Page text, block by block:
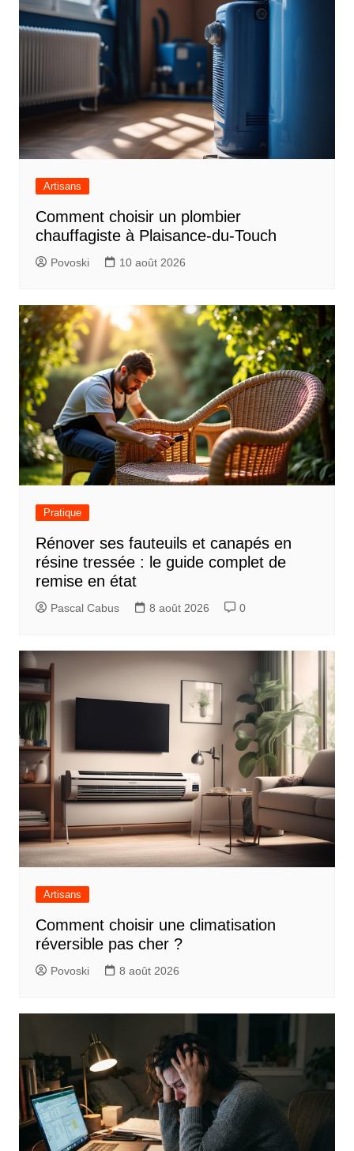
Artisans
Comment choisir un plombier
chauffagiste à Plaisance-du-Touch
Povoski 10 août 2026
Pratique
Rénover ses fauteuils et canapés en
résine tressée : le guide complet de
remise en état
Pascal Cabus 8 août 2026 0
Artisans
Comment choisir une climatisation
réversible pas cher ?
Povoski 8 août 2026